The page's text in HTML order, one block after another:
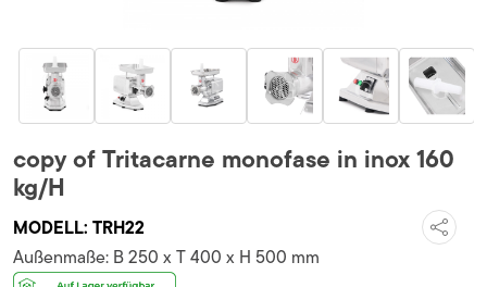
copy of Tritacarne monofase in inox 160
kg/H
MODELL: TRH22
Außenmaße: B 250 x T 400 x H 500 mm